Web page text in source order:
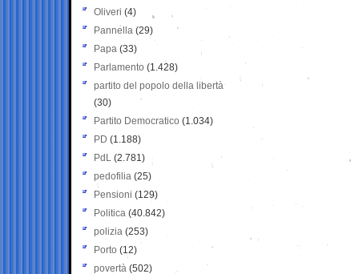
Oliveri (4)
Pannella (29)
Papa (33)
Parlamento (1.428)
partito del popolo della libertà
(30)
Partito Democratico (1.034)
PD (1.188)
PdL (2.781)
pedofilia (25)
Pensioni (129)
Politica (40.842)
polizia (253)
Porto (12)
povertà (502)